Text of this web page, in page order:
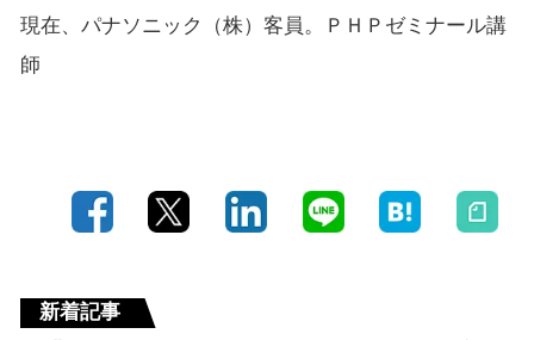
現在、パナソニック（株）客員。ＰＨＰゼミナール講
師
新着記事